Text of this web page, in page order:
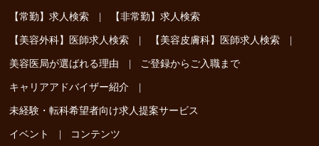
【常勤】求人検索 | 【非常勤】求人検索
【美容外科】医師求人検索 | 【美容皮膚科】医師求人検索 |
美容医局が選ばれる理由 | ご登録からご入職まで
キャリアアドバイザー紹介 |
未経験・転科希望者向け求人提案サービス
イベント | コンテンツ